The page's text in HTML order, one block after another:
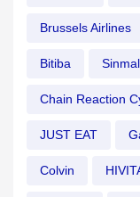
Brussels Airlines
Bitiba
Chain Reaction
JUST EAT
Colvin